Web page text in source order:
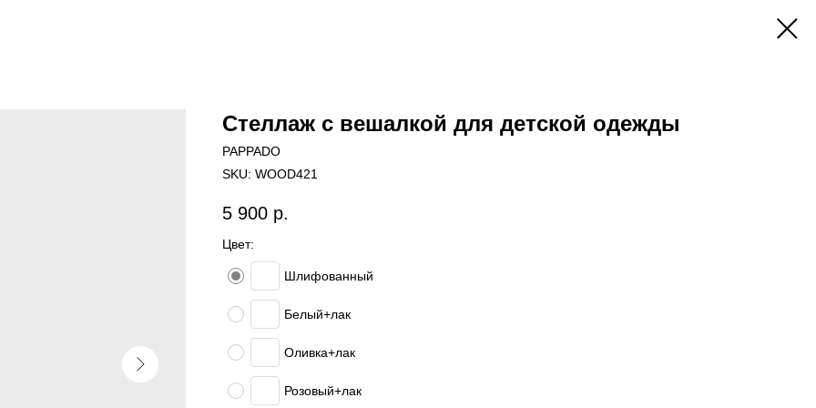
Стеллаж с вешалкой для детской одежды
PAPPADO
SKU: WOOD421
5 900 р.
Цвет:
Шлифованный
Белый+лак
Оливка+лак
Розовый+лак